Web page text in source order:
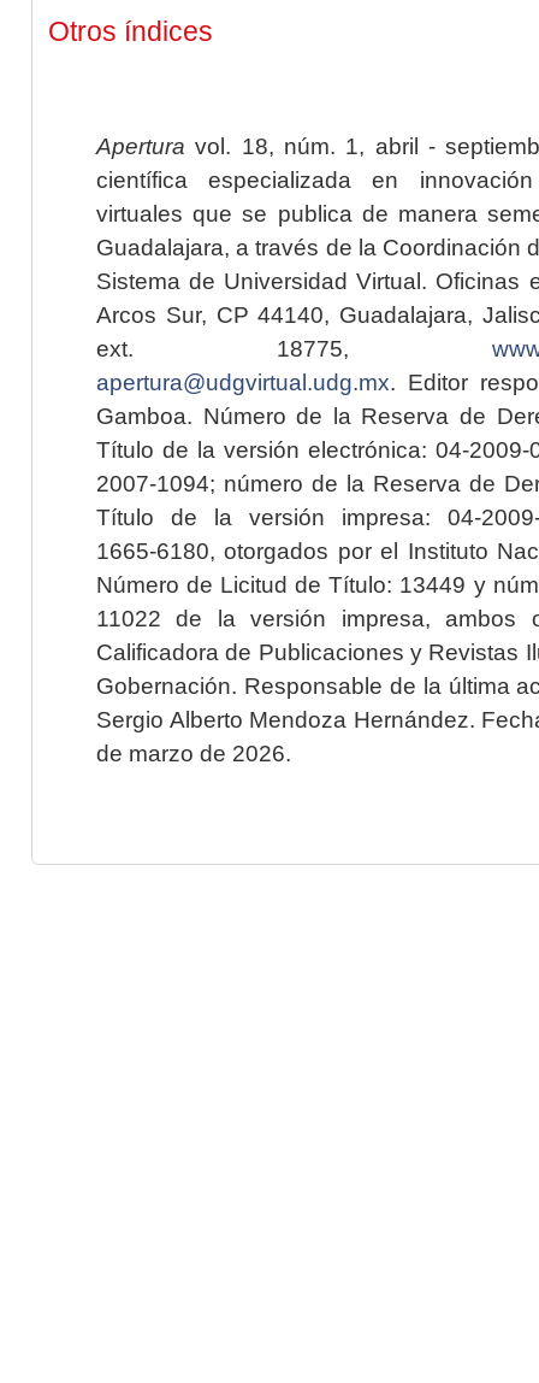
Otros índices
Apertura vol. 18, núm. 1, abril -
científica especializada en
virtuales que se publica de manera
Guadalajara, a través de la Coordinación
Sistema de Universidad Virtual. Oficinas
Arcos Sur, CP 44140, Guadalajara,
ext. 18775,
apertura@udgvirtual.udg.mx. Editor
Gamboa. Número de la Reserva de
Título de la versión electrónica: 04-2009-
2007-1094; número de la Reserva de
Título de la versión impresa: 04-2009-
1665-6180, otorgados por el Instituto
Número de Licitud de Título: 13449 y
11022 de la versión impresa, ambos
Calificadora de Publicaciones y Revistas
Gobernación. Responsable de la última
Sergio Alberto Mendoza Hernández.
de marzo de 2026.